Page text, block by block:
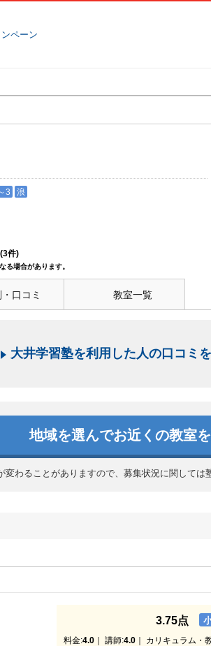
3 浪
(3件)
る場合があります。
口コミ 教室一覧
大井学習塾を利用した人の口コミ
地域を選んでお近くの教室
わることがありますので、募集状況に関しては
3.75点
料金:4.0｜ 講師:4.0｜ カリキュラム・